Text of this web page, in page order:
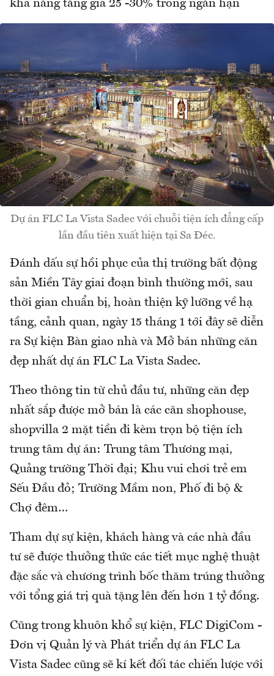
khả năng tăng giá 25 -30% trong ngắn hạn
Dự án FLC La Vista Sadec với chuỗi tiện ích đẳng cấp
lần đầu tiên xuất hiện tại Sa Đéc.
Đánh dấu sự hồi phục của thị trường bất động
sản Miền Tây giai đoạn bình thường mới, sau
thời gian chuẩn bị, hoàn thiện kỹ lưỡng về hạ
tầng, cảnh quan, ngày 15 tháng 1 tới đây sẽ diễn
ra Sự kiện Bàn giao nhà và Mở bán những căn
đẹp nhất dự án FLC La Vista Sadec.
Theo thông tin từ chủ đầu tư, những căn đẹp
nhất sắp được mở bán là các căn shophouse,
shopvilla 2 mặt tiền đi kèm trọn bộ tiện ích
trung tâm dự án: Trung tâm Thương mại,
Quảng trường Thời đại; Khu vui chơi trẻ em
Sếu Đầu đỏ; Trường Mầm non, Phố đi bộ &
Chợ đêm…
Tham dự sự kiện, khách hàng và các nhà đầu
tư sẽ được thưởng thức các tiết mục nghệ thuật
đặc sắc và chương trình bốc thăm trúng thưởng
với tổng giá trị quà tặng lên đến hơn 1 tỷ đồng.
Cũng trong khuôn khổ sự kiện, FLC DigiCom -
Đơn vị Quản lý và Phát triển dự án FLC La
Vista Sadec cũng sẽ kí kết đối tác chiến lược với